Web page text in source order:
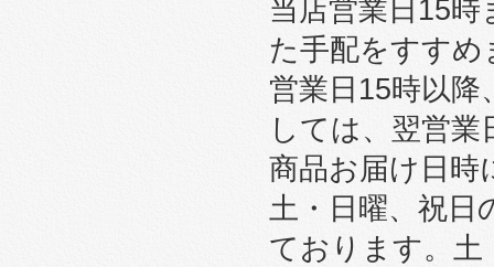
当店営業日15
た手配をすすめ
営業日15時以
しては、翌営
商品お届け日時
土・日曜、祝日
ております。土